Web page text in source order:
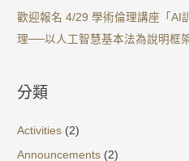
歡迎報名 4/29 學術倫理講座「AI
理──以人工智慧基本法為說明框
分類
Activities (2)
Announcements (2)